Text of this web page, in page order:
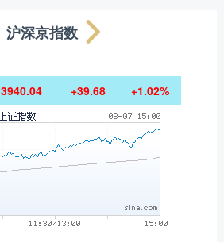
沪深京指数
3940.04 +39.68 +1.02%